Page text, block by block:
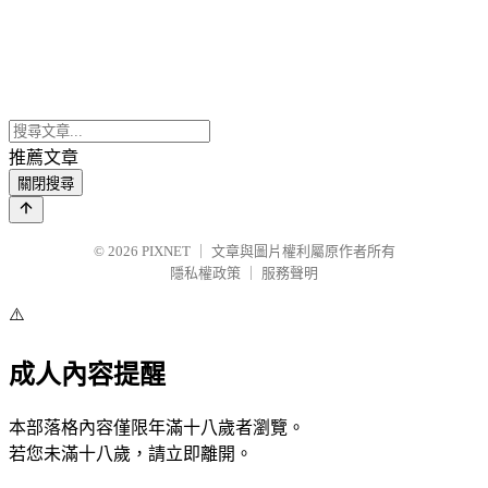
推薦文章
關閉搜尋
© 2026 PIXNET
文章與圖片權利屬原作者所有
隱私權政策
服務聲明
⚠️
成人內容提醒
本部落格內容僅限年滿十八歲者瀏覽。
若您未滿十八歲，請立即離開。